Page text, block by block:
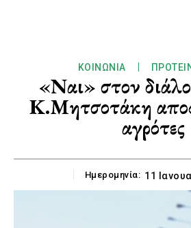
ΚΟΙΝΩΝΊΑ
«Ναι» στον
Κ.Μητσοτάκη
αγρότες
Ημερομηνία: 11